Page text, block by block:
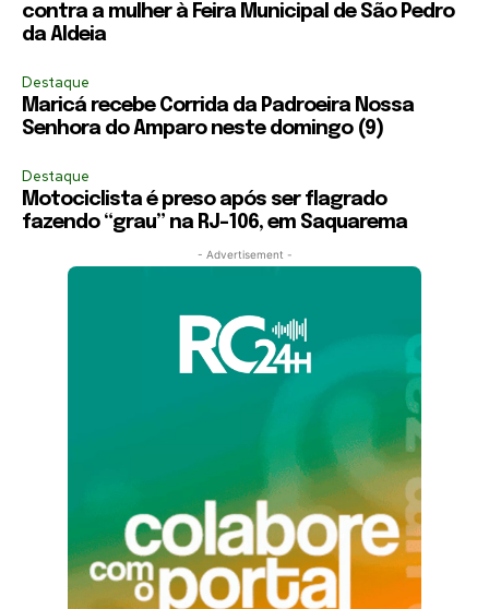
contra a mulher à Feira Municipal de São Pedro
da Aldeia
Destaque
Maricá recebe Corrida da Padroeira Nossa
Senhora do Amparo neste domingo (9)
Destaque
Motociclista é preso após ser flagrado
fazendo “grau” na RJ-106, em Saquarema
- Advertisement -